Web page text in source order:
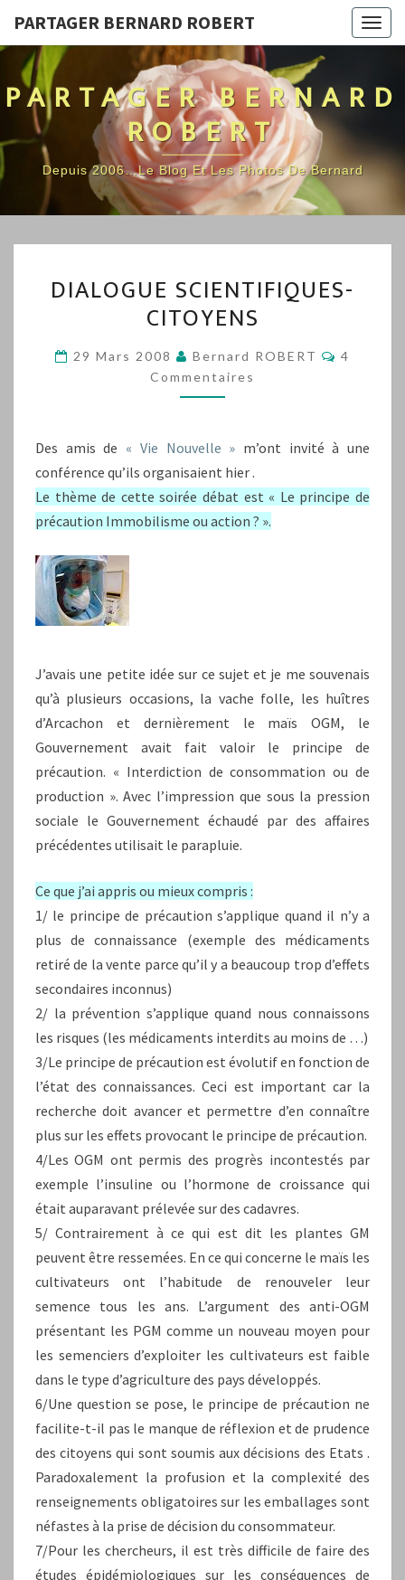
PARTAGER BERNARD ROBERT
PARTAGER BERNARD
ROBERT
Depuis 2006…Le Blog Et Les Photos De Bernard
SCIENTIFIQUES-
CITOYENS
DIALOGUE SCIENTIFIQUES-
CITOYENS
29 Mars 2008 Bernard ROBERT
4
Commentaires
Des amis de « Vie Nouvelle » m’ont invité à une
conférence qu’ils organisaient hier .
Le thème de cette soirée débat est « Le principe de
précaution Immobilisme ou action ? ».
J’avais une petite idée sur ce sujet et je me souvenais
qu’à plusieurs occasions, la vache folle, les huîtres
d’Arcachon et dernièrement le maïs OGM, le
Gouvernement avait fait valoir le principe de
précaution. « Interdiction de consommation ou de
production ». Avec l’impression que sous la pression
sociale le Gouvernement échaudé par des affaires
précédentes utilisait le parapluie.
Ce que j’ai appris ou mieux compris :
1/ le principe de précaution s’applique quand il n’y a
plus de connaissance (exemple des médicaments
retiré de la vente parce qu’il y a beaucoup trop d’effets
secondaires inconnus)
2/ la prévention s’applique quand nous connaissons
les risques (les médicaments interdits au moins de …)
3/Le principe de précaution est évolutif en fonction de
l’état des connaissances. Ceci est important car la
recherche doit avancer et permettre d’en connaître
plus sur les effets provocant le principe de précaution.
4/Les OGM ont permis des progrès incontestés par
exemple l’insuline ou l’hormone de croissance qui
était auparavant prélevée sur des cadavres.
5/ Contrairement à ce qui est dit les plantes GM
peuvent être ressemées. En ce qui concerne le maïs les
cultivateurs ont l’habitude de renouveler leur
semence tous les ans. L’argument des anti-OGM
présentant les PGM comme un nouveau moyen pour
les semenciers d’exploiter les cultivateurs est faible
dans le type d’agriculture des pays développés.
6/Une question se pose, le principe de précaution ne
facilite-t-il pas le manque de réflexion et de prudence
des citoyens qui sont soumis aux décisions des Etats .
Paradoxalement la profusion et la complexité des
renseignements obligatoires sur les emballages sont
néfastes à la prise de décision du consommateur.
7/Pour les chercheurs, il est très difficile de faire des
études épidémiologiques sur les conséquences de